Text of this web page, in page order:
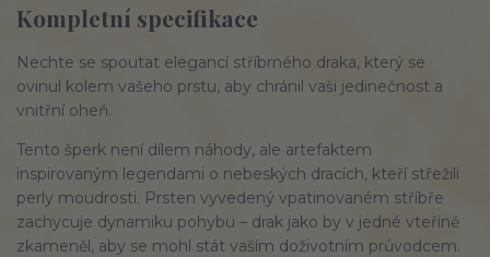
Kompletní specifikace
Nechte se spoutat elegancí stříbrného draka, který se
ovinul kolem vašeho prstu, aby chránil vaši jedinečnost a
vnitřní oheň.
Tento šperk není dílem náhody, ale artefaktem
inspirovaným legendami o nebeských dracích, kteří střežili
perly moudrosti. Prsten vyvedený vpatinovaném stříbře
zachycuje dynamiku pohybu – drak jako by v jedné vteřině
zkameněl, aby se mohl stát vaším doživotním průvodcem.